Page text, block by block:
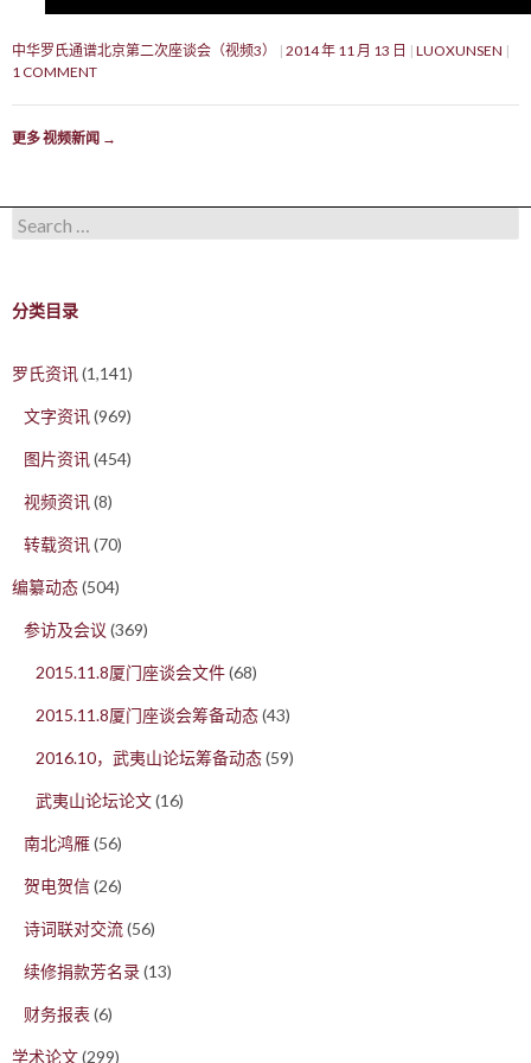
中华罗氏通谱北京第二次座谈会（视频3） 2014 年 11 月 13 日
LUOXUNSEN
1 COMMENT
更多 视频新闻 →
Search for:
分类目录
罗氏资讯(1,141)
文字资讯(969)
图片资讯(454)
视频资讯(8)
转载资讯(70)
编纂动态(504)
参访及会议 (369)
2015.11.8厦门座谈会文件(68)
2015.11.8厦门座谈会筹备动态(43)
2016.10，武夷山论坛筹备动态(59)
武夷山论坛论文(16)
南北鸿雁(56)
贺电贺信(26)
诗词联对交流(56)
续修捐款芳名录(13)
财务报表 (6)
学术论文(299)